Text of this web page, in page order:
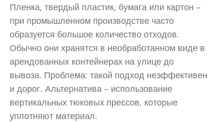
Пленка, твердый пластик, бумага или картон –
при промышленном производстве часто
образуется большое количество отходов.
Обычно они хранятся в необработанном виде в
арендованных контейнерах на улице до
вывоза. Проблема: такой подход неэффективен
и дорог. Альтернатива – использование
вертикальных тюковых прессов, которые
уплотняют материал.